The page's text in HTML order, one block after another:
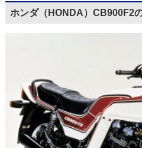
ホンダ（HONDA）CB900F2